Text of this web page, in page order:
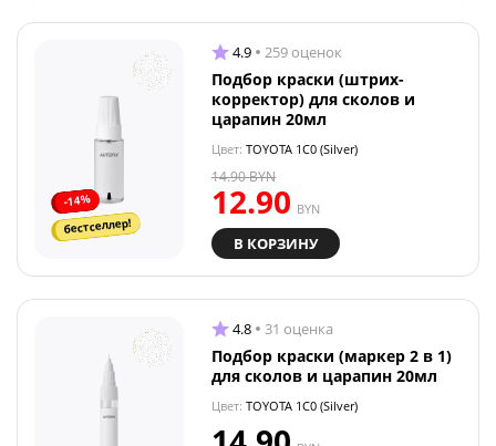
-14%
бестселлер!
4.9 259 оценок
Подбор краски (штрих-
корректор) для сколов и
царапин 20мл
Цвет: TOYOTA 1C0 (Silver)
12.90 BYN
14.90BYN
В КОРЗИНУ
4.8 31 оценка
Подбор краски (маркер 2 в 1)
для сколов и царапин 20мл
Цвет: TOYOTA 1C0 (Silver)